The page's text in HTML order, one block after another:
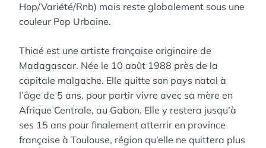
Hop/Variété/Rnb) mais reste globalement sous une
couleur Pop Urbaine.
Thiaé est une artiste française originaire de
Madagascar. Née le 10 août 1988 près de la
capitale malgache. Elle quitte son pays natal à
l’âge de 5 ans, pour partir vivre avec sa mère en
Afrique Centrale, au Gabon. Elle y restera jusqu’à
ses 15 ans pour finalement atterrir en province
française à Toulouse, région qu’elle ne quittera plus